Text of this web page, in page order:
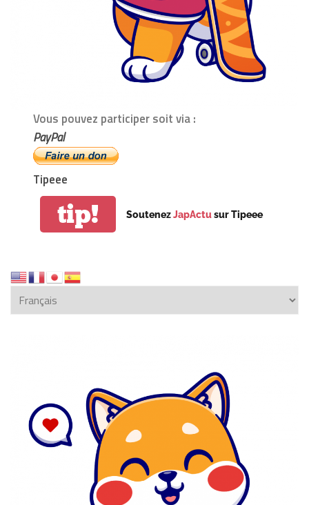
Vous pouvez participer soit via :
PayPal
Tipeee
tip! SoutenezJapActusur Tipeee